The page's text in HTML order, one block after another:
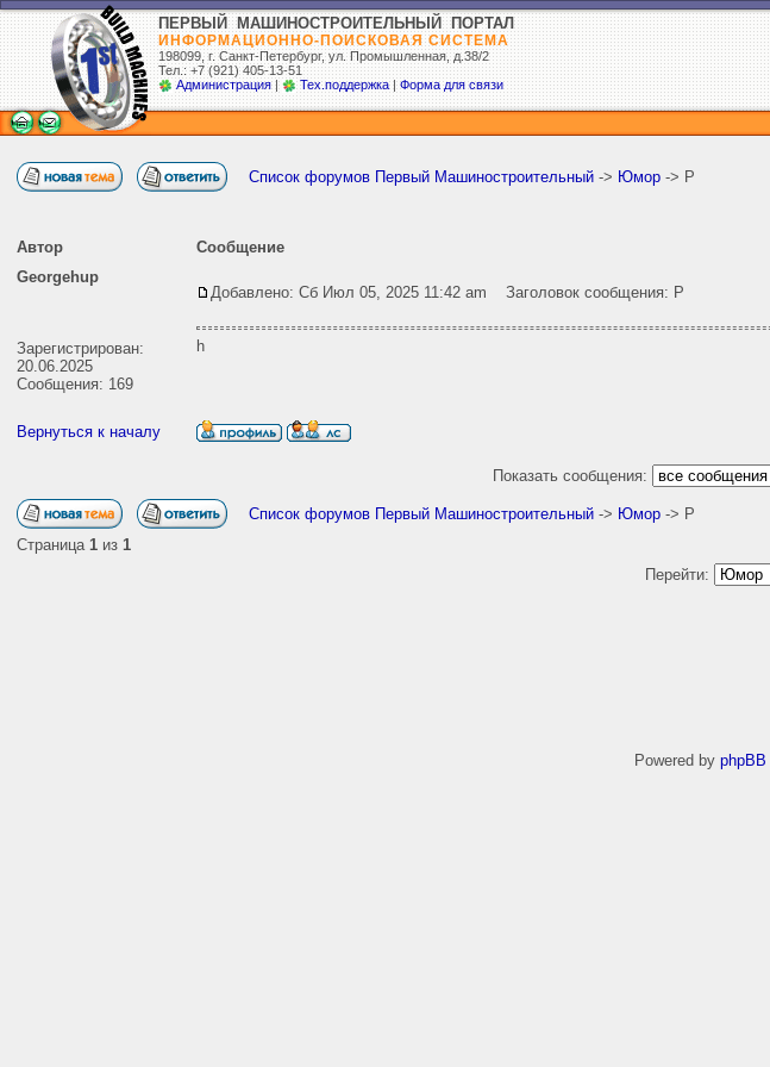
ПЕРВЫЙ МАШИНОСТРОИТЕЛЬНЫЙ ПОРТАЛ
ИНФОРМАЦИОННО-ПОИСКОВАЯ СИСТЕМА
198099, г. Санкт-Петербург,ул. Промышленная, д.38/2
Тел.: +7 (921) 405-13-51
Администрация| Тех.поддержка|Форма для связи
Список форумов Первый Машиностроительный -> Юмор -> Р
Автор
Сообщение
Georgehup
Зарегистрирован:
20.06.2025
Сообщения: 169
Добавлено: Сб Июл 05, 2025 11:42 am Заголовок сообщения: Р
h
Вернуться к началу
Показать сообщения:
Список форумов Первый Машиностроительный -> Юмор -> Р
Страница 1 из 1
Перейти:
Powered by phpBB